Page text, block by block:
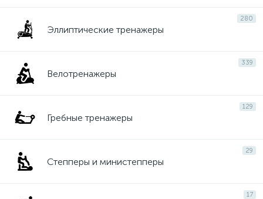
280
Эллиптические тренажеры
339
Велотренажеры
129
Гребные тренажеры
29
Степперы и министепперы
17